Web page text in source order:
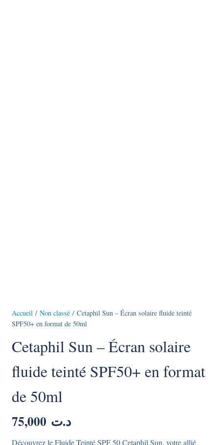
Accueil / Non classé / Cetaphil Sun – Écran solaire fluide teinté
SPF50+ en format de 50ml
Cetaphil Sun – Écran solaire
fluide teinté SPF50+ en format
de 50ml
د.ت
Découvrez le Fluide Teinté SPF 50 Cetaphil Sun, votre allié